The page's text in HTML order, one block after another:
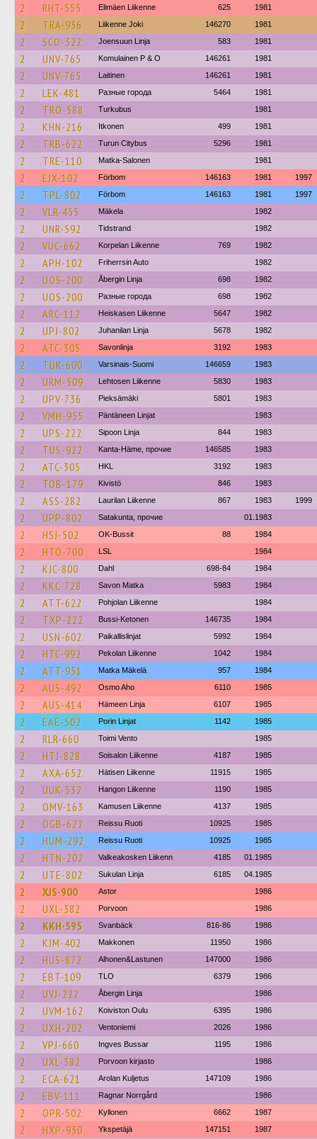
2 RHT-555 Elimäen Liikenne 625 1981
2 TRA-936 Liikenne Joki 146270 1981
2 SCO-322 Joensuun Linja 583 1981
2 UNV-765 Komulainen P & O 146261 1981
2 UNV-765 Laitinen 146261 1981
2 LEK-481 Разные города 5464 1981
2 TRO-588 Turkubus 1981
2 KHN-216 Itkonen 499 1981
2 TRB-622 Turun Citybus 5296 1981
2 TRE-110 Matka-Salonen 1981
2 EJX-102 Förbom 146163 1981 1997
2 TPL-802 Förbom 146163 1981 1997
2 VLR-455 Mäkela 1982
2 UNR-592 Tidstrand 1982
2 VUC-662 Korpelan Liikenne 769 1982
2 APH-102 Friherrsin Auto 1982
2 UOS-200 Åbergin Linja 698 1982
2 UOS-200 Разные города 698 1982
2 ARC-112 Heiskasen Liikenne 5647 1982
2 UPJ-802 Juhanilan Linja 5678 1982
2 ATC-305 Savonlinja 3192 1983
2 TUK-600 Varsinais-Suomi 146659 1983
2 URM-509 Lehtosen Liikenne 5830 1983
2 UPV-736 Pieksämäki 5801 1983
2 VMH-955 Päntäneen Linjat 1983
2 UPS-222 Sipoon Linja 844 1983
2 TUS-922 Kanta-Häme, прочие 146585 1983
2 ATC-305 HKL 3192 1983
2 TOB-179 Kivistö 846 1983
2 ASS-282 Laurilan Liikenne 867 1983 1999
2 UPP-802 Satakunta, прочие 01.1983
2 HSJ-502 OK-Bussit 88 1984
2 HTO-700 LSL 1984
2 KJC-800 Dahl 698-84 1984
2 KKC-728 Savon Matka 5983 1984
2 ATT-622 Pohjolan Liikenne 1984
2 TXP-222 Bussi-Ketonen 146735 1984
2 USN-602 Paikallislinjat 5992 1984
2 HTC-992 Pekolan Liikenne 1042 1984
2 ATT-951 Matka Mäkelä 957 1984
2 AUS-492 Osmo Aho 6110 1985
2 AUS-414 Hämeen Linja 6107 1985
2 EAE-502 Porin Linjat 1142 1985
2 RLR-660 Toimi Vento 1985
2 HTJ-828 Soisalon Liikenne 4187 1985
2 AXA-652 Hätisen Liikenne 11915 1985
2 UUK-532 Hangon Liikenne 1190 1985
2 OMV-163 Kamusen Liikenne 4137 1985
2 OGB-622 Reissu Ruoti 10925 1985
2 HUM-292 Reissu Ruoti 10925 1985
2 HTN-202 Valkeakosken Liikenn 4185 01.1985
2 UTE-802 Sukulan Linja 6185 04.1985
2 XJS-900 Astor 1986
2 UXL-382 Porvoon 1986
2 KKH-595 Svanbäck 816-86 1986
2 KJM-402 Makkonen 11950 1986
2 HUS-872 Alhonen&Lastunen 147000 1986
2 EBT-109 TLO 6379 1986
2 UVJ-222 Åbergin Linja 1986
2 UVM-162 Koiviston Oulu 6395 1986
2 UXH-202 Ventoniemi 2026 1986
2 VPJ-660 Ingves Bussar 1195 1986
2 UXL-382 Porvoon kirjasto 1986
2 ECA-621 Arolan Kuljetus 147109 1986
2 EBV-111 Ragnar Norrgård 1986
2 OPR-502 Kyllonen 6662 1987
2 HXP-930 Ykspetäjä 147151 1987